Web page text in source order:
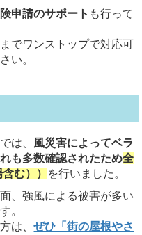
申請のサポート も行って
でワンストップで対応可
い。
は、 風災害によってベラ
も多数確認されたため全
む）） を行いました。
、強風による被害が多い
。
は、ぜひ「街の屋根やさ